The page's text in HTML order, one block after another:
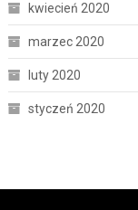
kwiecień 2020
marzec 2020
luty 2020
styczeń 2020